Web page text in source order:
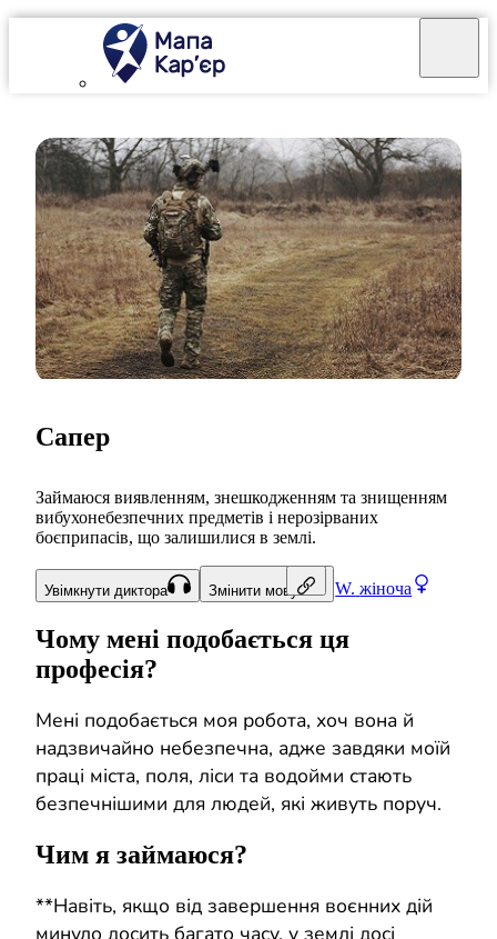
W. жіноча
Сапер
Займаюся виявленням, знешкодженням та знищенням
вибухонебезпечних предметів і нерозірваних
боєприпасів, що залишилися в землі.
Увімкнути диктора Змінити мову
Чому мені подобається ця
професія?
Мені подобається моя робота, хоч вона й
надзвичайно небезпечна, адже завдяки моїй
праці міста, поля, ліси та водойми стають
безпечнішими для людей, які живуть поруч.
Чим я займаюся?
**Навіть, якщо від завершення воєнних дій
минуло досить багато часу, у землі досі